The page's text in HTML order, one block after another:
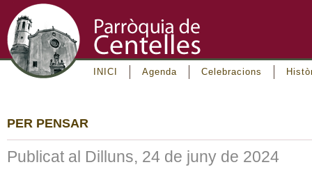
INICI Agenda Celebracions
PER PENSAR
Publicat al Dilluns, 24 de juny de 2024